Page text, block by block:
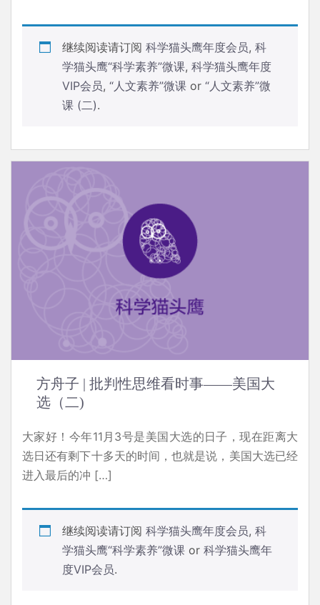
继续阅读请订阅 科学猫头鹰年度会员, 科
学猫头鹰“科学素养”微课, 科学猫头鹰年度
VIP会员, “人文素养”微课 or “人文素养”微
课 (二).
方舟子 | 批判性思维看时事——美国大
选（二)
大家好！今年11月3号是美国大选的日子，现在距离大
选日还有剩下十多天的时间，也就是说，美国大选已经
进入最后的冲 […]
继续阅读请订阅 科学猫头鹰年度会员, 科
学猫头鹰“科学素养”微课 or 科学猫头鹰年
度VIP会员.